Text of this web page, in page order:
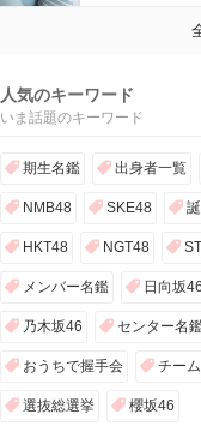
人気のキーワード
いま話題のキーワード
期生名鑑 出身者一覧
NMB48 SKE48
HKT48 NGT48
メンバー名鑑 日向坂46
乃木坂46 センター名
おうちで握手会 チー
選抜総選挙 櫻坂46